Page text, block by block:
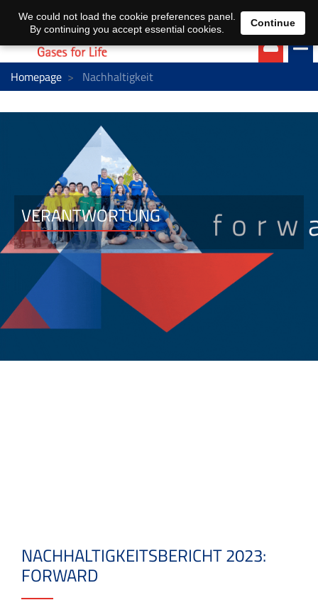
EN DE
Homepage Nachhaltigkeit
VERANTWORTUNG
NACHHALTIGKEITSBERICHT 2023:
FORWARD
We could not load the cookie preferences panel.
By continuing you accept essential cookies.
Continue